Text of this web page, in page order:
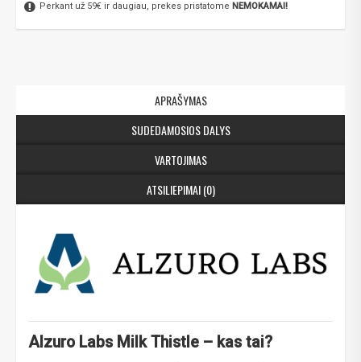
Perkant už 59€ ir daugiau, prekes pristatome NEMOKAMAI!
APRAŠYMAS
SUDEDAMOSIOS DALYS
VARTOJIMAS
ATSILIEPIMAI (0)
Alzuro Labs Milk Thistle – kas tai?